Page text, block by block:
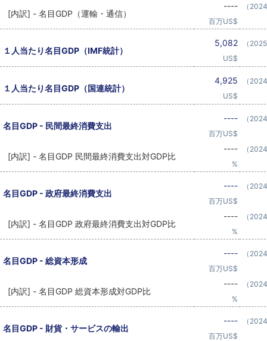
[内訳] - 名目GDP（運輸・通信）
----
百万US$
（
１人当たり名目GDP（IMF統計）
5,082
US$
（
１人当たり名目GDP（国連統計）
4,925
US$
（
名目GDP - 民間最終消費支出
----
百万US$
（
[内訳] - 名目GDP 民間最終消費支出対GDP比
----
%
（
名目GDP - 政府最終消費支出
----
百万US$
（
[内訳] - 名目GDP 政府最終消費支出対GDP比
----
%
（
名目GDP - 総資本形成
----
百万US$
（
[内訳] - 名目GDP 総資本形成対GDP比
----
%
（
名目GDP - 財貨・サービスの輸出
----
百万US$
（